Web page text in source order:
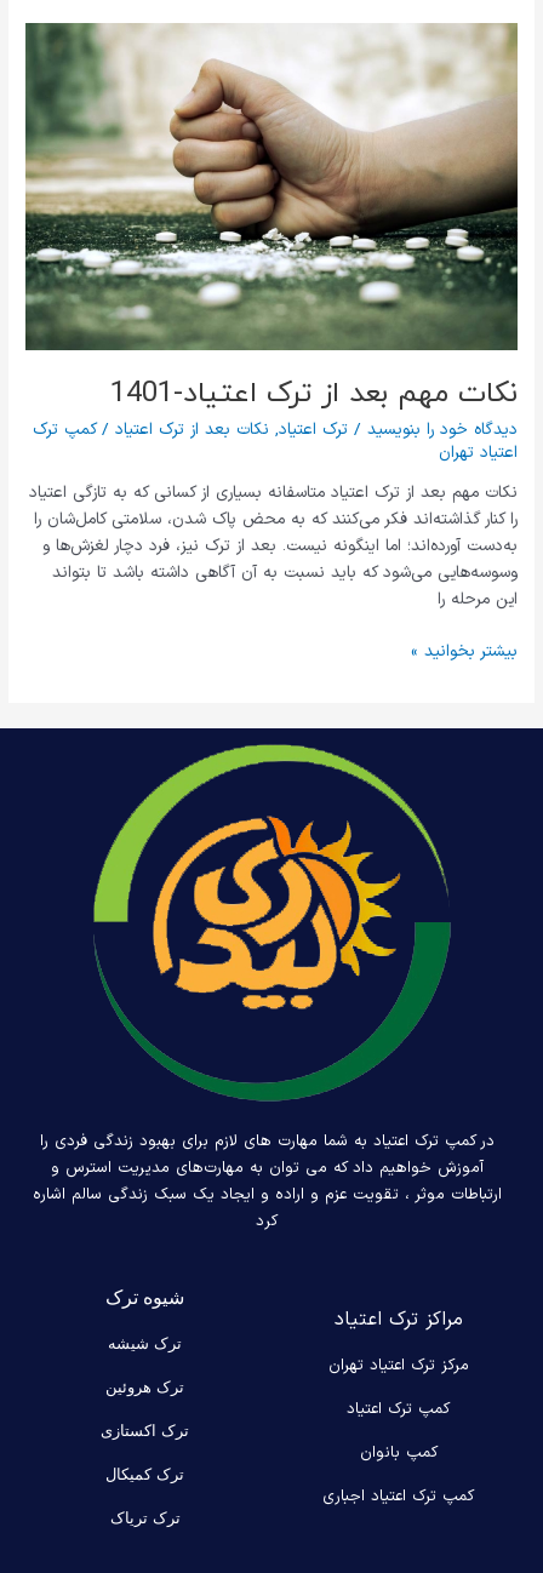
نکات مهم بعد از ترک اعتیاد-1401
دیدگاه‌ خود را بنویسید /ترک اعتیاد, نکات بعد از ترک اعتیاد /کمپ ترک
اعتیاد تهران
نکات مهم بعد از ترک اعتیاد متاسفانه بسیاری از کسانی که به تازگی اعتیاد
را کنار گذاشته‌‌اند فکر می‌‌کنند که به محض پاک شدن، سلامتی کامل‌شان را
به‌دست آورده‌اند؛ اما اینگونه نیست. بعد از ترک نیز، فرد دچار لغزش‌‌ها و
وسوسه‌‌هایی می‌‌شود که باید نسبت به آن آگاهی داشته باشد تا بتواند
این مرحله را
نکات
مهم
بعد
اعتیاد-1401
بیشتر بخوانید »
در کمپ ترک اعتیاد به شما مهارت های لازم برای بهبود زندگی فردی را
آموزش خواهیم داد که می توان به مهارت‌های مدیریت استرس و
ارتباطات موثر ، تقویت عزم و اراده و ایجاد یک سبک زندگی سالم اشاره
کرد
مراکز ترک اعتیاد
مرکز ترک اعتیاد تهران
کمپ ترک اعتیاد
کمپ بانوان
کمپ ترک اعتیاد اجباری
شیوه ترک
ترک شیشه
ترک هروئین
ترک اکستازی
ترک کمیکال
ترک تریاک